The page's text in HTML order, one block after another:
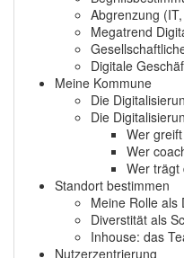
Abgrenzung
Megatrend
Digitale
Meine Kommune
Die
Die
Wer
Wer
Wer trägt
Standort bestimmen
Meine Rolle als
Diverstität als
Inhouse: das
Nutzerzentrierung